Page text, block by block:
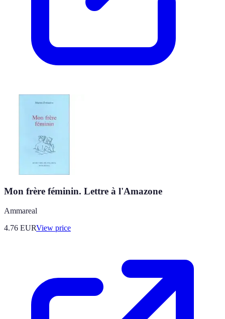
Mon frère féminin. Lettre à l'Amazone
Ammareal
4.76 EURView price